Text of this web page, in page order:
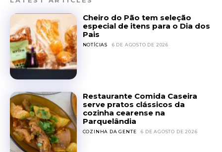
Cheiro do Pão tem seleção
especial de itens para o Dia dos
Pais
NOTÍCIAS 6 DE AGOSTO DE 2026
Restaurante Comida Caseira
serve pratos clássicos da
cozinha cearense na
Parquelândia
COZINHA DA GENTE 6 DE AGOSTO DE 2026